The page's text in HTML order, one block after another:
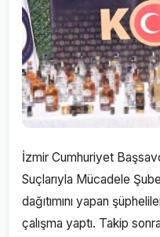
İzmir Cumhuriyet
Suçlarıyla Mücadele
dağıtımını yapan
çalışma yaptı. Takip